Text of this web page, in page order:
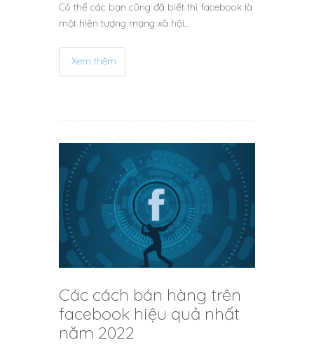
Có thể các bạn cũng đã biết thì facebook là
một hiện tượng mạng xã hội…
Xem thêm
Các cách bán hàng trên
facebook hiệu quả nhất
năm 2022